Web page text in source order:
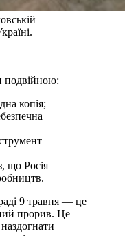
подвійною:
копія;
що Росія
9 травня — це
прорив. Це